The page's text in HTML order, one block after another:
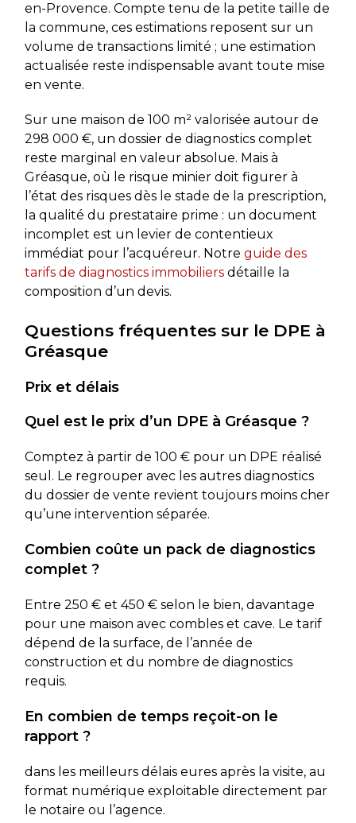
en-Provence. Compte tenu de la petite taille de
la commune, ces estimations reposent sur un
volume de transactions limité ; une estimation
actualisée reste indispensable avant toute mise
en vente.
Sur une maison de 100 m² valorisée autour de
298 000 €, un dossier de diagnostics complet
reste marginal en valeur absolue. Mais à
Gréasque, où le risque minier doit figurer à
l’état des risques dès le stade de la prescription,
la qualité du prestataire prime : un document
incomplet est un levier de contentieux
immédiat pour l’acquéreur. Notre guide des
tarifs de diagnostics immobiliersdétaille la
composition d’un devis.
Questions fréquentes sur le DPE à
Gréasque
Prix et délais
Quel est le prix d’un DPE à Gréasque ?
Comptez à partir de 100 € pour un DPE réalisé
seul. Le regrouper avec les autres diagnostics
du dossier de vente revient toujours moins cher
qu’une intervention séparée.
Combien coûte un pack de diagnostics
complet ?
Entre 250 € et 450 € selon le bien, davantage
pour une maison avec combles et cave. Le tarif
dépend de la surface, de l’année de
construction et du nombre de diagnostics
requis.
En combien de temps reçoit-on le
rapport ?
dans les meilleurs délais eures après la visite, au
format numérique exploitable directement par
le notaire ou l’agence.